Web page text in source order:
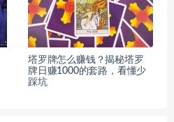
塔罗牌怎么赚钱？揭秘塔罗
牌日赚1000的套路，看懂少
踩坑